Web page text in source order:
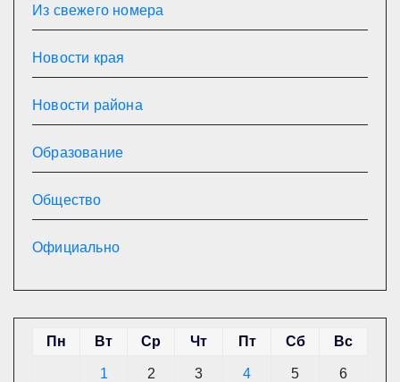
Из свежего номера
Новости края
Новости района
Образование
Общество
Официально
Пн Вт Ср Чт Пт Сб Вс
1 2 3 4 5 6